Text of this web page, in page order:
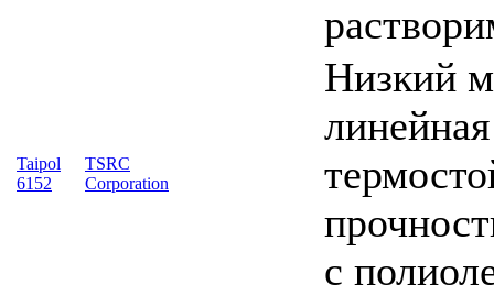
Taipol
6152
TSRC
Corporation
Низкий
с